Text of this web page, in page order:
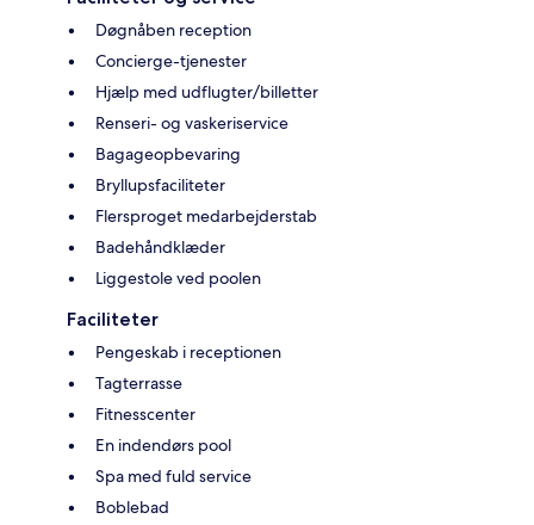
Døgnåben reception
Concierge-tjenester
Hjælp med udflugter/billetter
Renseri- og vaskeriservice
Bagageopbevaring
Bryllupsfaciliteter
Flersproget medarbejderstab
Badehåndklæder
Liggestole ved poolen
Faciliteter
Pengeskab i receptionen
Tagterrasse
Fitnesscenter
En indendørs pool
Spa med fuld service
Boblebad